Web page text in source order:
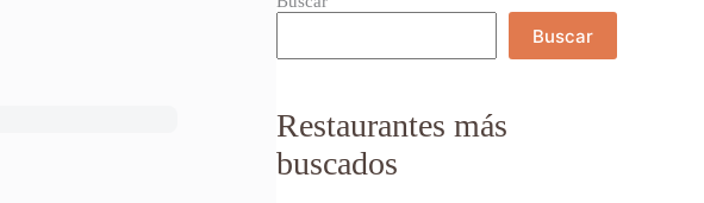
Buscar
Restaurantes más
buscados